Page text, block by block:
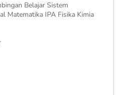
Belajar Sistem
Matematika IPA Fisika Kimia